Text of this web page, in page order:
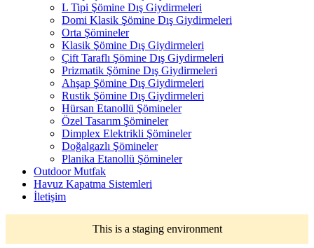
L Tipi Şömine Dış Giydirmeleri
Domi Klasik Şömine Dış Giydirmeleri
Orta Şömineler
Klasik Şömine Dış Giydirmeleri
Çift Taraflı Şömine Dış Giydirmeleri
Prizmatik Şömine Dış Giydirmeleri
Ahşap Şömine Dış Giydirmeleri
Rustik Şömine Dış Giydirmeleri
Hürsan Etanollü Şömineler
Özel Tasarım Şömineler
Dimplex Elektrikli Şömineler
Doğalgazlı Şömineler
Planika Etanollü Şömineler
Outdoor Mutfak
Havuz Kapatma Sistemleri
İletişim
This is a staging environment